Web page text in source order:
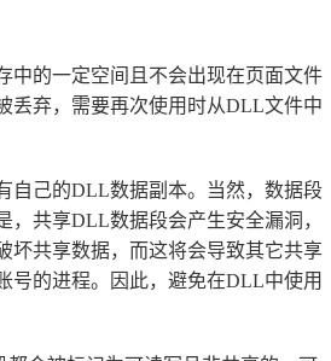
中的一定空间且不会出现在页面文件
丢弃，需要再次使用时从DLL文件中
自己的DLL数据副本。当然，数据段
共享DLL数据段会产生安全漏洞，
坏共享数据，而这将会导致其它共享
号的进程。因此，避免在DLL中使用